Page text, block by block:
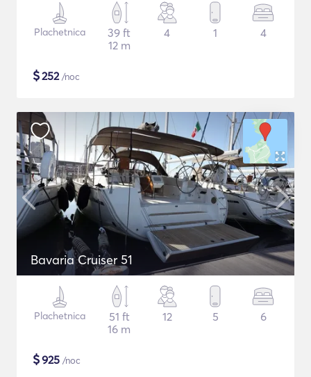
Plachetnica
39 ft
12 m
4 1 4
$252/noc
Bavaria Cruiser 51
Plachetnica
51 ft
16 m
12 5 6
$925 /noc